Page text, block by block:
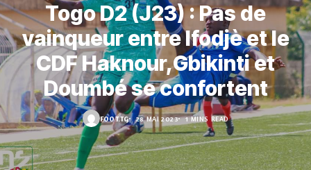
Togo D2 (J23) : Pas de
vainqueur entre Ifodjè et le
CDF Haknour,Gbikinti et
Doumbé se confortent
FOOT.TG 28 MAI 2023 1 MINS READ